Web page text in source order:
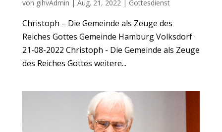
von gihvAdmin | Aug. 21, 2022| Gottesdienst
Christoph – Die Gemeinde als Zeuge des
Reiches Gottes Gemeinde Hamburg Volksdorf ·
21-08-2022 Christoph - Die Gemeinde als Zeuge
des Reiches Gottes weitere...